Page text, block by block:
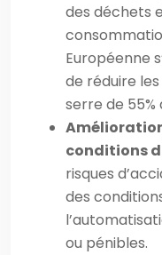
des déchets
Européenne
de réduire
serre de 55%
conditions
risques
des
ou pénibles.